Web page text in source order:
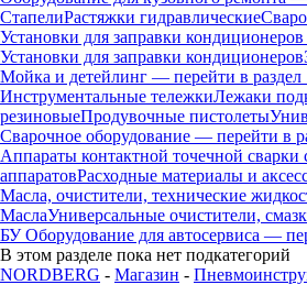
СтапелиРастяжки гидравлические
Установки для заправки
Установки для заправки кондиционеров
Мойка и детейлинг — перейти в
Инструментальные тележкиЛежаки
резиновыеПродувочные пистолеты
Сварочное оборудование — перейти в
Аппараты контактной точечной сварки
аппаратовРасходные материалы и
Масла, очистители, технические
МаслаУниверсальные очистители,
БУ Оборудование для автосервиса —
В этом разделе пока нет подкатегорий
NORDBERG - Магазин -